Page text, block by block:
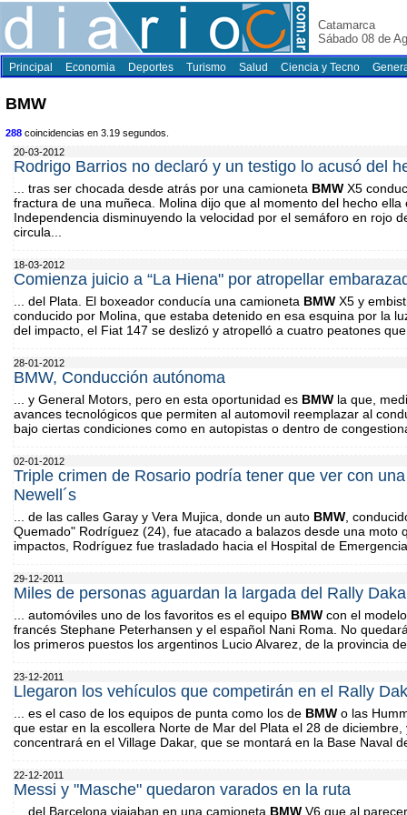
Catamarca
Sábado 08 de
Principal Economia Deportes Turismo Salud Ciencia y Tecno
BMW
288 coincidencias en 3.19 segundos.
20-03-2012
Rodrigo Barrios no declaró y un testigo lo acusó del
... tras ser chocada desde atrás por una camioneta BMW X5
fractura de una muñeca. Molina dijo que al momento del hecho ella
Independencia disminuyendo la velocidad por el semáforo en rojo
circula...
18-03-2012
Comienza juicio a “La Hiena" por atropellar
... del Plata. El boxeador conducía una camioneta BMW X5 y
conducido por Molina, que estaba detenido en esa esquina por la
del impacto, el Fiat 147 se deslizó y atropelló a cuatro peatones
28-01-2012
BMW, Conducción autónoma
... y General Motors, pero en esta oportunidad es BMW la que,
avances tecnológicos que permiten al automovil reemplazar al
bajo ciertas condiciones como en autopistas o dentro de
02-01-2012
Triple crimen de Rosario podría tener que ver con
Newell´s
... de las calles Garay y Vera Mujica, donde un auto BMW ,
Quemado" Rodríguez (24), fue atacado a balazos desde una moto
impactos, Rodríguez fue trasladado hacia el Hospital de
29-12-2011
Miles de personas aguardan la largada del Rally
... automóviles uno de los favoritos es el equipo BMW con el
francés Stephane Peterhansen y el español Nani Roma. No
los primeros puestos los argentinos Lucio Alvarez, de la provincia
23-12-2011
Llegaron los vehículos que competirán en el Rally
... es el caso de los equipos de punta como los de BMW o las
que estar en la escollera Norte de Mar del Plata el 28 de
concentrará en el Village Dakar, que se montará en la Base Naval
22-12-2011
Messi y "Masche" quedaron varados en la ruta
... del Barcelona viajaban en una camioneta BMW V6 que al